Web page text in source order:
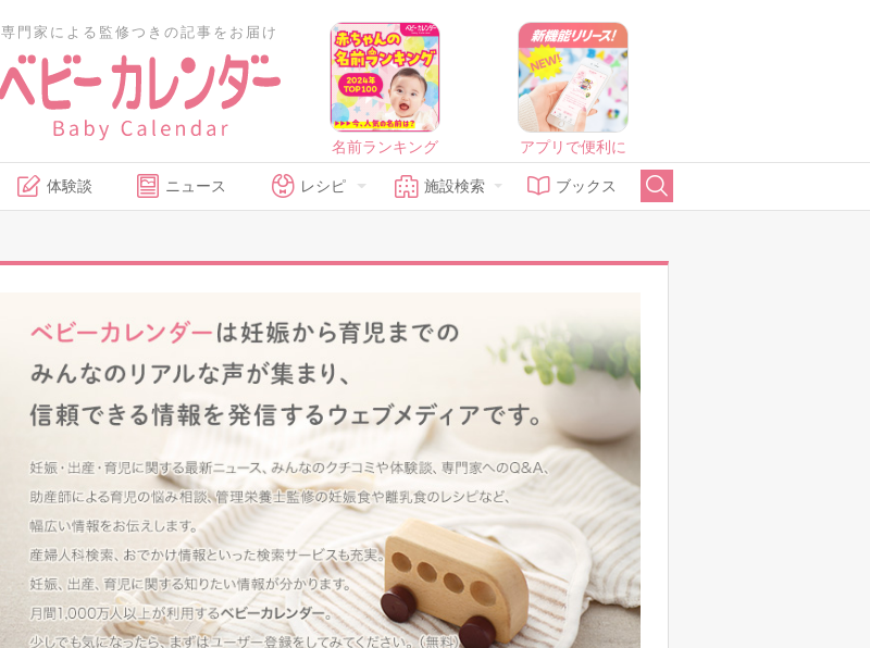
専門家による監修つきの記事をお届け
名前ランキング アプリで便利に
体験談 ニュース レシピ 施設検索 ブックス